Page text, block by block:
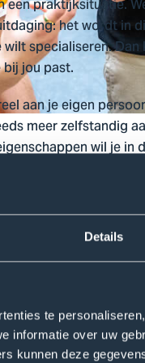
Details
te
informatie over uw
kunnen deze
praktijksituatie.
het wordt in
specialiseren.
jou past.
aan je eigen
meer zelfstandig
wil je
die